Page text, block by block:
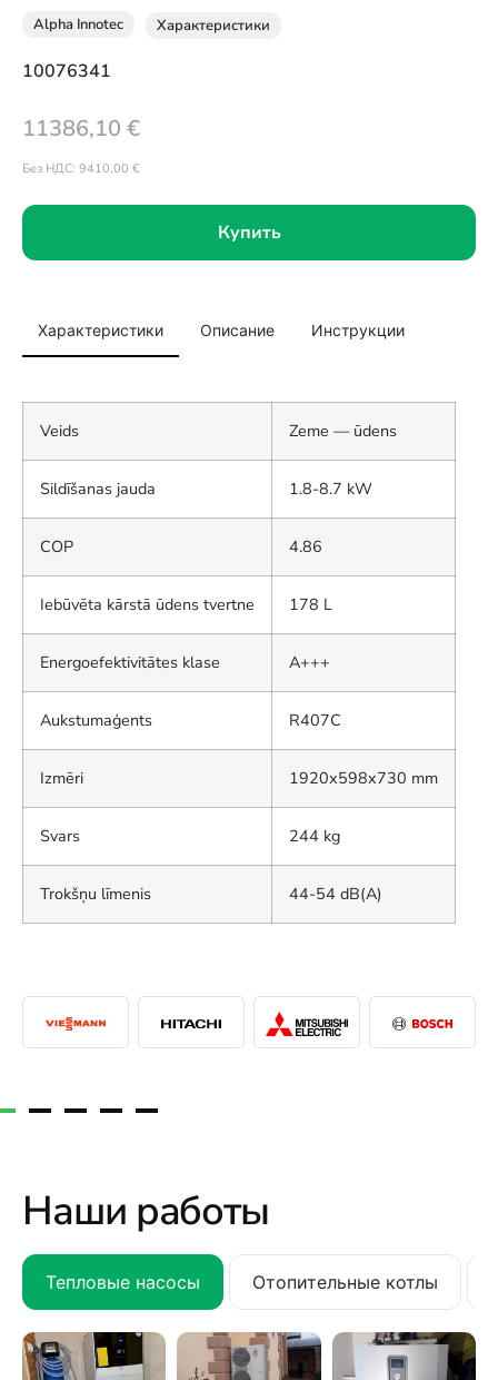
Alpha Innotec Характеристики
10076341
11386,10 €
Без НДС: 9410,00 €
Купить
Характеристики Описание Инструкции
Veids Zeme — ūdens
Sildīšanas jauda 1.8-8.7 kW
COP 4.86
Iebūvēta kārstā ūdens tvertne 178 L
Energoefektivitātes klase A+++
Aukstumaģents R407C
Izmēri 1920x598x730 mm
Svars 244 kg
Trokšņu līmenis 44-54 dB(A)
Наши работы
Тепловые насосы Отопительные котлы